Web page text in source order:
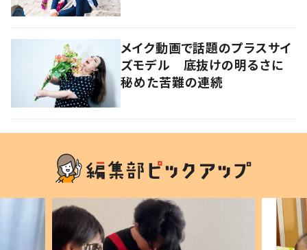
メイク動画で話題のプラスサイ
ズモデル 底抜けの明るさに
秘めた苦難の連続